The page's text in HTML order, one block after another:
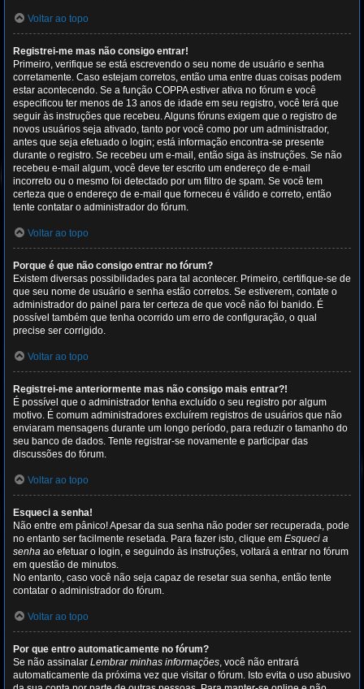
Voltar ao topo
Registrei-me mas não consigo entrar!
Primeiro, verifique se está escrevendo o seu nome de usuário e senha
corretamente. Caso estejam corretos, então uma entre duas coisas podem
estar acontecendo. Se a função COPPA estiver ativa no fórum e você
especificou ter menos de 13 anos de idade em seu registro, você terá que
seguir às instruções que recebeu. Alguns fóruns exigem que o registro de
novos usuários seja ativado, tanto por você como por um administrador,
antes que seja efetuado o login; está informação encontra-se presente
durante o registro. Se recebeu um e-mail, então siga às instruções. Se não
recebeu e-mail algum, você deve ter escrito um endereço de e-mail
incorreto ou o mesmo foi detectado por um filtro de spam. Se você tem
certeza que o endereço de e-mail que forneceu é válido e correto, então
tente contatar o administrador do fórum.
Voltar ao topo
Porque é que não consigo entrar no fórum?
Existem diversas possibilidades para tal acontecer. Primeiro, certifique-se de
que seu nome de usuário e senha estão corretos. Se estiverem, contate o
administrador do painel para ter certeza de que você não foi banido. É
possível também que tenha ocorrido um erro de configuração, o qual
precise ser corrigido.
Voltar ao topo
Registrei-me anteriormente mas não consigo mais entrar?!
É possível que o administrador tenha excluído o seu registro por algum
motivo. É comum administradores excluírem registros de usuários que não
enviaram mensagens durante um longo período, para reduzir o tamanho do
seu banco de dados. Tente registrar-se novamente e participar das
discussões do fórum.
Voltar ao topo
Esqueci a senha!
Não entre em pânico! Apesar da sua senha não poder ser recuperada, pode
no entanto ser facilmente resetada. Para fazer isto, clique em Esqueci a
senha ao efetuar o login, e seguindo às instruções, voltará a entrar no fórum
em questão de minutos.
No entanto, caso você não seja capaz de resetar sua senha, então tente
contatar o administrador do fórum.
Voltar ao topo
Por que entro automaticamente no fórum?
Se não assinalar Lembrar minhas informações, você não entrará
automaticamente da próxima vez que visitar o fórum. Isto evita o uso abusivo